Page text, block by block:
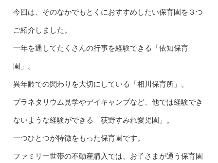
今回は、そのなかでもとくにおすすめしたい保育園を３つ
ご紹介しました。
一年を通してたくさんの行事を経験できる「依知保育
園」。
異年齢での関わりを大切にしている「相川保育所」。
プラネタリウム見学やデイキャンプなど、他では経験でき
ないような経験ができる「荻野すみれ愛児園」。
一つひとつが特徴をもった保育園です。
ファミリー世帯の不動産購入では、お子さまが通う保育園